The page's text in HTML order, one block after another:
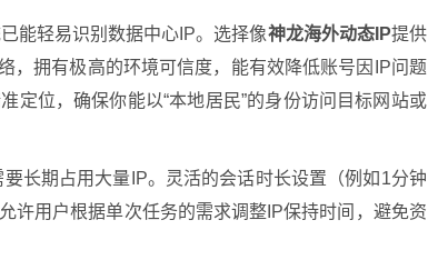
能轻易识别数据中心IP。选择像神龙海外动态IP提供
，拥有极高的环境可信度，能有效降低账号因IP问题
定位，确保你能以“本地居民”的身份访问目标网站或
长期占用大量IP。灵活的会话时长设置（例如1分钟
许用户根据单次任务的需求调整IP保持时间，避免资